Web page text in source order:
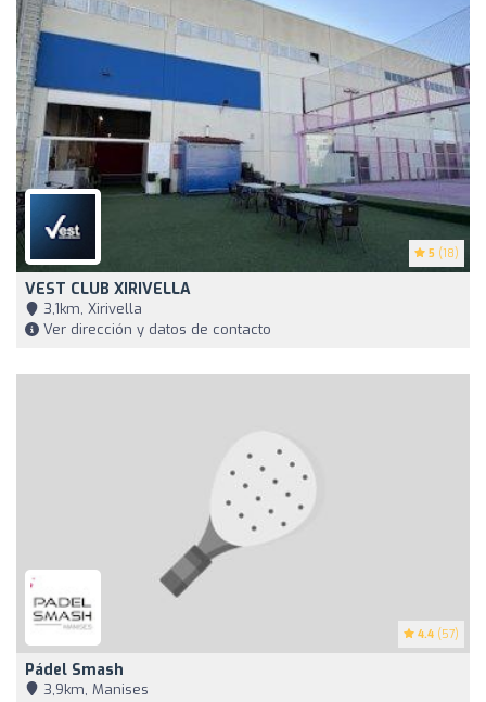
5 (18)
VEST CLUB XIRIVELLA
3,1km, Xirivella
Ver dirección y datos de contacto
4.4 (57)
Pádel Smash
3,9km, Manises